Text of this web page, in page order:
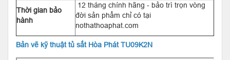
Thời gian bảo
hành
12 tháng chính hãng - bảo trì trọn vòng
đời sản phẩm chỉ có tại
nothathoaphat.com
Bản vẽ kỹ thuật tủ sắt Hòa Phát TU09K2N